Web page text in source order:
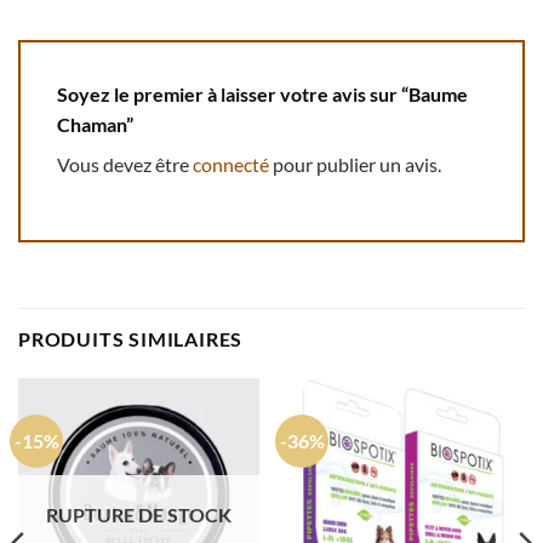
Soyez le premier à laisser votre avis sur “Baume
Chaman”
Vous devez êtreconnecté pour publier un avis.
PRODUITS SIMILAIRES
-15%
RUPTURE DE STOCK
-36%